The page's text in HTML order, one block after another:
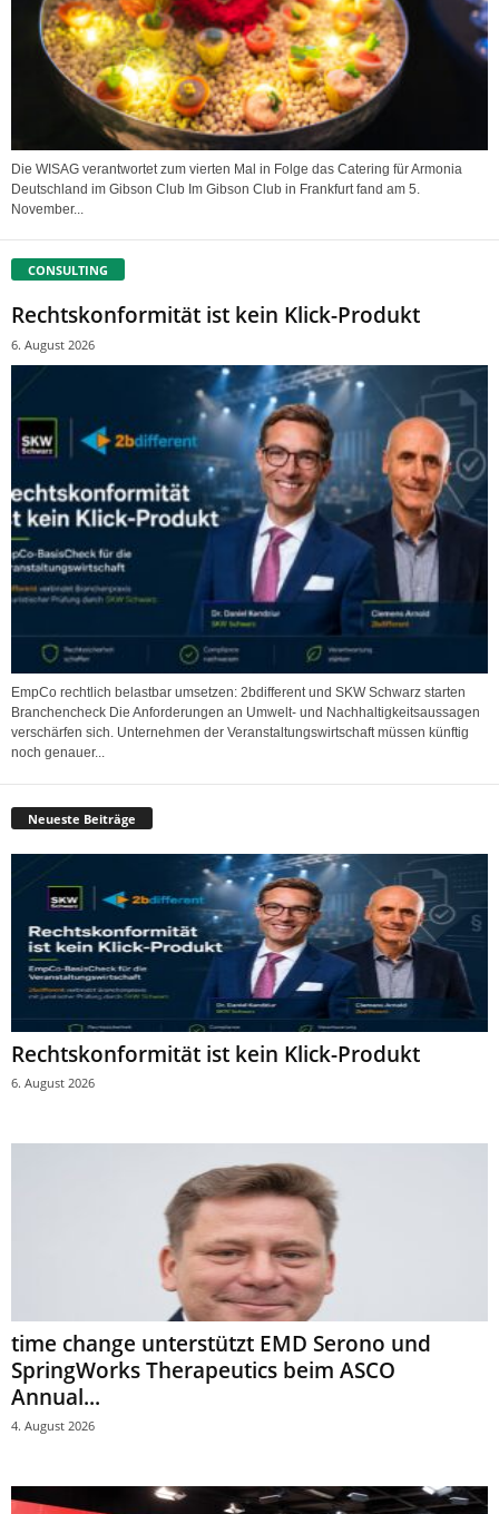
Die WISAG verantwortet zum vierten Mal in Folge das Catering für Armonia
Deutschland im Gibson Club Im Gibson Club in Frankfurt fand am 5.
November...
CONSULTING
Rechtskonformität ist kein Klick-Produkt
6. August 2026
EmpCo rechtlich belastbar umsetzen: 2bdifferent und SKW Schwarz starten
Branchencheck Die Anforderungen an Umwelt- und Nachhaltigkeitsaussagen
verschärfen sich. Unternehmen der Veranstaltungswirtschaft müssen künftig
noch genauer...
Neueste Beiträge
Rechtskonformität ist kein Klick-Produkt
6. August 2026
time change unterstützt EMD Serono und
SpringWorks Therapeutics beim ASCO
Annual...
4. August 2026